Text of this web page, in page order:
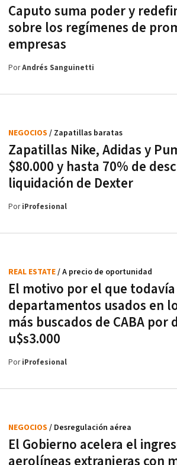
Caputo suma poder y
sobre los regímenes de
empresas
PorAndrés Sanguinetti
Zapatillas Nike, Adidas y
$80.000 y hasta 70% de
liquidación de Dexter
NEGOCIOS / Zapatillas baratas
PoriProfesional
El motivo por el que
departamentos usados en
más buscados de CABA por
u$s3.000
REAL ESTATE/ A precio de oportunidad
PoriProfesional
El Gobierno acelera el
aerolíneas extranjeras con
NEGOCIOS / Desregulación aérea